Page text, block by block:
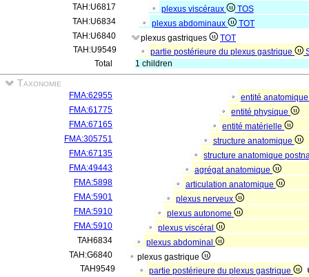
TAH:U6817
plexus viscéraux
TOS
TAH:U6834
plexus abdominaux
TOT
TAH:U6840
plexus gastriques
TOT
TAH:U9549
partie postérieure du plexus gastrique
Total
1 children
Taxonomie
FMA:62955
entité
FMA:61775
entité physique
FMA:67165
entité matérielle
FMA:305751
structure anatomique
FMA:67135
structure anatomique
FMA:49443
agrégat anatomique
FMA:5898
articulation anatomique
FMA:5901
plexus nerveux
FMA:5910
plexus autonome
FMA:5910
plexus viscéral
TAH6834
plexus abdominal
TAH:G6840
plexus gastrique
TAH9549
partie postérieure du plexus gastrique